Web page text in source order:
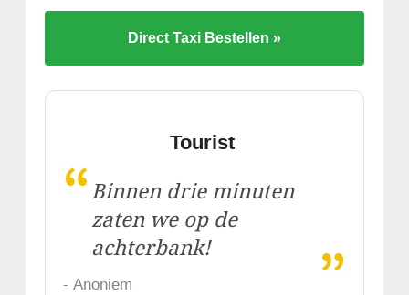
Direct Taxi Bestellen »
Tourist
“ Binnen drie minuten
zaten we op de
achterbank!
„
- Anoniem